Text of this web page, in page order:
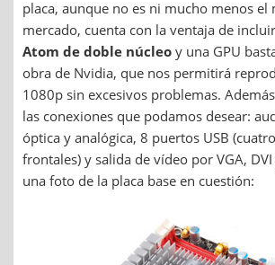
placa, aunque no es ni mucho menos el
mercado, cuenta con la ventaja de
Atom de doble núcleo y una GPU
obra de Nvidia, que nos permitirá
1080p sin excesivos problemas.
las conexiones que podamos desear:
óptica y analógica, 8 puertos USB
frontales) y salida de vídeo por VGA,
una foto de la placa base en cuestión: